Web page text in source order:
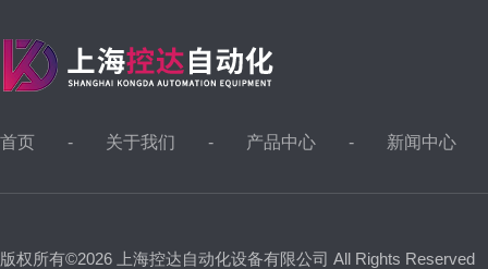
首页 关于我们 产品中心 新闻中心
版权所有©2026 上海控达自动化设备有限公司 All Rights Reserved